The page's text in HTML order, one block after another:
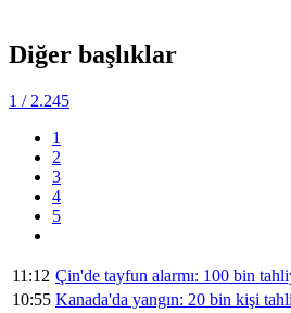
Diğer başlıklar
1 / 2.245
1
2
3
4
5
11:12 Çin'de tayfun alarmı: 100 bin
10:55 Kanada'da yangın: 20 bin kişi